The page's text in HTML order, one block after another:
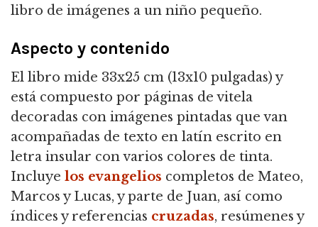
libro de imágenes a un niño pequeño.
Aspecto y contenido
El libro mide 33x25 cm (13x10 pulgadas) y
está compuesto por páginas de vitela
decoradas con imágenes pintadas que van
acompañadas de texto en latín escrito en
letra insular con varios colores de tinta.
Incluye los evangelios completos de Mateo,
Marcos y Lucas, y parte de Juan, así como
índices y referencias cruzadas, resúmenes y